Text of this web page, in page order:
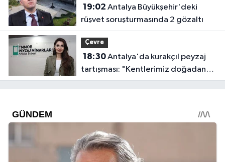
19:02
rüşvet soruşturmasında 2 gözaltı
Çevre
18:30Antalya'da kurakçıl peyzaj
tartışması: "Kentlerimiz doğadan
koparılıyor"